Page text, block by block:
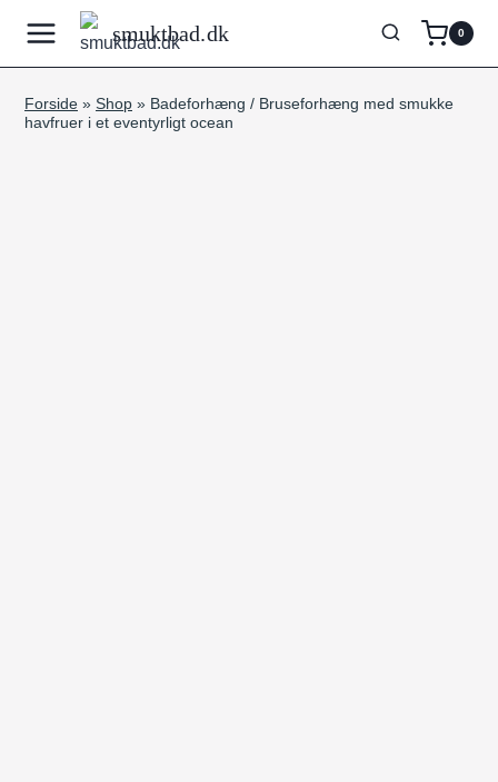
indhold
smuktbad.dk 0
Forside » Shop » Badeforhæng / Bruseforhæng med smukke
havfruer i et eventyrligt ocean